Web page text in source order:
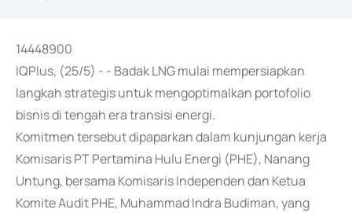
14448900
IQPlus, (25/5) - - Badak LNG mulai mempersiapkan
langkah strategis untuk mengoptimalkan portofolio
bisnis di tengah era transisi energi.
Komitmen tersebut dipaparkan dalam kunjungan kerja
Komisaris PT Pertamina Hulu Energi (PHE), Nanang
Untung, bersama Komisaris Independen dan Ketua
Komite Audit PHE, Muhammad Indra Budiman, yang